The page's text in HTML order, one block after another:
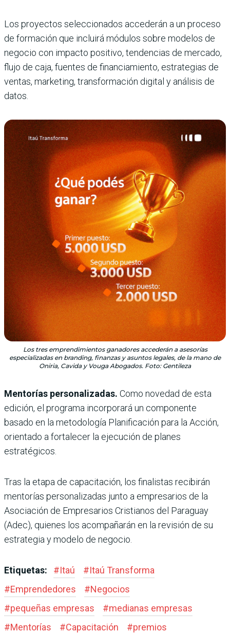
Los proyectos seleccionados accederán a un proceso
de formación que incluirá módulos sobre modelos de
negocio con impacto positivo, tendencias de mercado,
flujo de caja, fuentes de financiamiento, estrategias de
ventas, marketing, transformación digital y análisis de
datos.
Los tres emprendimientos ganadores accederán a asesorías
especializadas en branding, finanzas y asuntos legales, de la mano de
Oniria, Cavida y Vouga Abogados. Foto: Gentileza
Mentorías personalizadas. Como novedad de esta
edición, el programa incorporará un componente
basado en la metodología Planificación para la Acción,
orientado a fortalecer la ejecución de planes
estratégicos.
Tras la etapa de capacitación, los finalistas recibirán
mentorías personalizadas junto a empresarios de la
Asociación de Empresarios Cristianos del Paraguay
(Adec), quienes los acompañarán en la revisión de su
estrategia y modelo de negocio.
Etiquetas: #Itaú #Itaú Transforma
#Emprendedores #Negocios
#pequeñas empresas #medianas empresas
#Mentorías #Capacitación #premios